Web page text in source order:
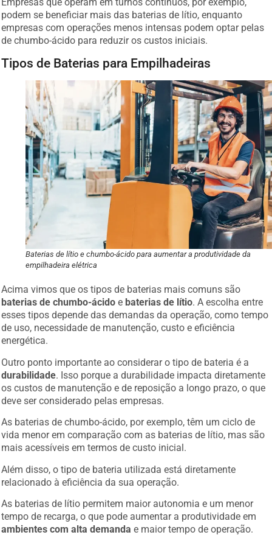
podem se beneficiar mais das baterias de lítio, enquanto
empresas com operações menos intensas podem optar pelas
de chumbo-ácido para reduzir os custos iniciais.
Tipos de Baterias para Empilhadeiras
Baterias de lítio e chumbo-ácido para aumentar a produtividade da
empilhadeira elétrica
Acima vimos que os tipos de baterias mais comuns são
baterias de chumbo-ácido e baterias de lítio . A escolha entre
esses tipos depende das demandas da operação, como tempo
de uso, necessidade de manutenção, custo e eficiência
energética.
Outro ponto importante ao considerar o tipo de bateria é a
durabilidade . Isso porque a durabilidade impacta diretamente
os custos de manutenção e de reposição a longo prazo, o que
deve ser considerado pelas empresas.
As baterias de chumbo-ácido, por exemplo, têm um ciclo de
vida menor em comparação com as baterias de lítio, mas são
mais acessíveis em termos de custo inicial.
Além disso, o tipo de bateria utilizada está diretamente
relacionado à eficiência da sua operação.
As baterias de lítio permitem maior autonomia e um menor
tempo de recarga, o que pode aumentar a produtividade em
ambientes com alta demanda e maior tempo de operação.